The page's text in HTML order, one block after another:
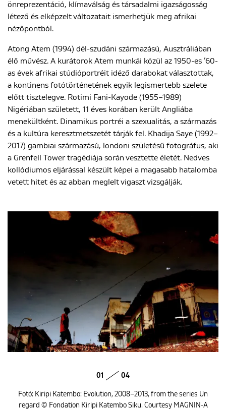
önreprezentáció, klímaválság és társadalmi igazságosság
létező és elképzelt változatait ismerhetjük meg afrikai
nézőpontból.
Atong Atem (1994) dél-szudáni származású, Ausztráliában
élő művész. A kurátorok Atem munkái közül az 1950-es ’60-
as évek afrikai stúdióportréit idéző darabokat választottak,
a kontinens fotótörténetének egyik legismertebb szelete
előtt tisztelegve. Rotimi Fani-Kayode (1955–1989)
Nigériában született, 11 éves korában került Angliába
menekültként. Dinamikus portréi a szexualitás, a származás
és a kultúra keresztmetszetét tárják fel. Khadija Saye (1992–
2017) gambiai származású, londoni születésű fotográfus, aki
a Grenfell Tower tragédiája során vesztette életét. Nedves
kollódiumos eljárással készült képei a magasabb hatalomba
vetett hitet és az abban meglelt vigaszt vizsgálják.
01 04
Fotó: Kiripi Katembo: Evolution, 2008–2013, from the series Un
regard © Fondation Kiripi Katembo Siku. Courtesy MAGNIN-A